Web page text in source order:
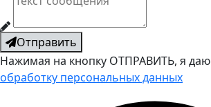
Отправить
Нажимая на кнопку ОТПРАВИТЬ, я даю
обработку персональных данных